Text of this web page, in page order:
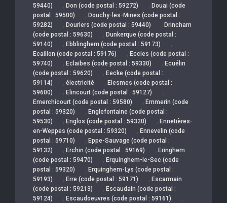
59440)
, Don (code postal : 59272) , Douai (code
postal : 59500)
, Douchy-les-Mines (code postal :
59282)
, Dourlers (code postal : 59440) , Drincham
(code postal : 59630)
, Dunkerque (code postal :
59140)
, Ebblinghem (code postal : 59173) ,
Ecaillon (code postal : 59176) , Eccles (code postal :
59740)
, Eclaibes (code postal : 59330) , Ecuélin
(code postal : 59620)
, Eecke (code postal :
59114)
, électricité , Elesmes (code postal :
59600)
, Elincourt (code postal : 59127) ,
Emerchicourt (code postal : 59580) , Emmerin (code
postal : 59320)
, Englefontaine (code postal :
59530)
, Englos (code postal : 59320) , Ennetières-
en-Weppes (code postal : 59320)
, Ennevelin (code
postal : 59710)
, Eppe-Sauvage (code postal :
59132)
, Erchin (code postal : 59169) , Eringhem
(code postal : 59470)
, Erquinghem-le-Sec (code
postal : 59320)
, Erquinghem-Lys (code postal :
59193)
, Erre (code postal : 59171) , Escarmain
(code postal : 59213)
, Escaudain (code postal :
59124)
, Escaudoeuvres (code postal : 59161) ,